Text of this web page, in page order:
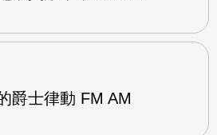
爵士律動 FM AM